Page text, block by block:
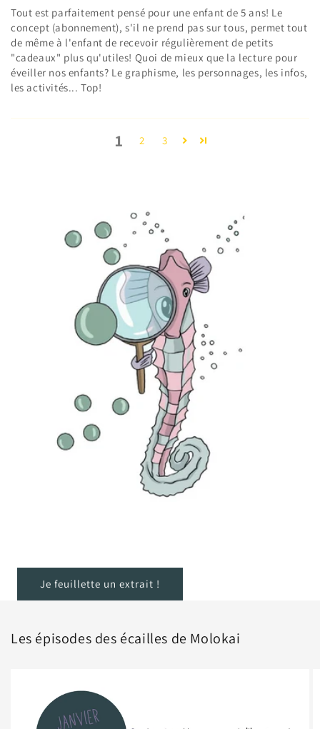
Tout est parfaitement pensé pour une enfant de 5 ans! Le
concept (abonnement), s'il ne prend pas sur tous, permet tout
de même à l'enfant de recevoir régulièrement de petits
"cadeaux" plus qu'utiles! Quoi de mieux que la lecture pour
éveiller nos enfants? Le graphisme, les personnages, les infos,
les activités... Top!
1 2 3
Je feuillette un extrait !
Les épisodes des écailles de Molokai